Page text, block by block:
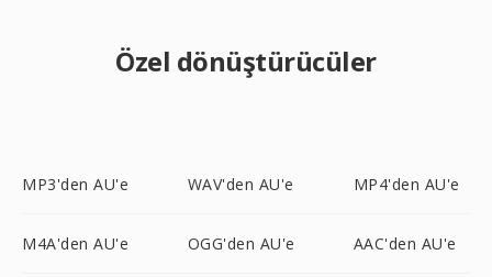
Özel dönüştürücüler
MP3'den AU'e WAV'den AU'e MP4'den AU'e
M4A'den AU'e OGG'den AU'e AAC'den AU'e